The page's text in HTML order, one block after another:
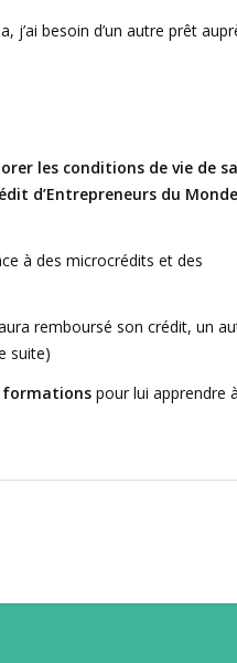
j’ai besoin d’un autre prêt
les conditions de vie de sa
d’Entrepreneurs du
à des microcrédits et des
remboursé son crédit, un
suite)
formations pour lui apprendre à